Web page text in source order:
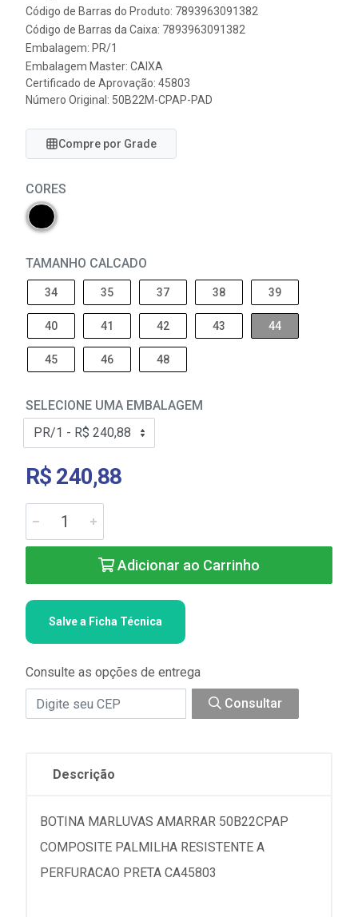
Código de Barras do Produto: 7893963091382
Código de Barras da Caixa: 7893963091382
Embalagem: PR/1
Embalagem Master: CAIXA
Certificado de Aprovação: 45803
Número Original: 50B22M-CPAP-PAD
Compre por Grade
CORES
TAMANHO CALCADO
34 35 37 38 39
40 41 42 43 44
45 46 48
SELECIONE UMA EMBALAGEM
R$ 240,88
Adicionar ao Carrinho
Salve a Ficha Técnica
Consulte as opções de entrega
Consultar
Descrição
BOTINA MARLUVAS AMARRAR 50B22CPAP
COMPOSITE PALMILHA RESISTENTE A
PERFURACAO PRETA CA45803